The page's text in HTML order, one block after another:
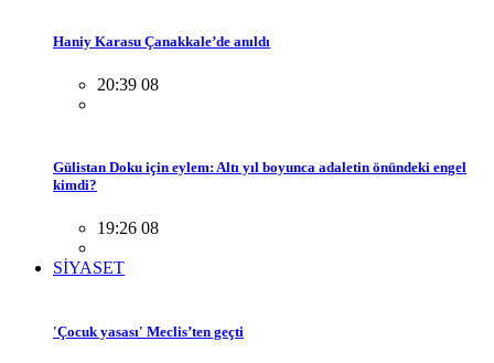
Haniy Karasu Çanakkale’de anıldı
20:39 08
Gülistan Doku için eylem: Altı yıl boyunca adaletin önündeki engel
kimdi?
19:26 08
SİYASET
'Çocuk yasası' Meclis’ten geçti